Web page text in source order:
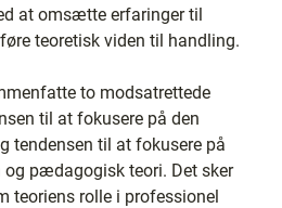
at omsætte erfaringer til
teoretisk viden til handling.
to modsatrettede
til at fokusere på den
tendensen til at fokusere på
pædagogisk teori. Det sker
teoriens rolle i professionel